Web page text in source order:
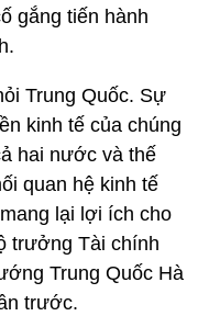
gắng tiến hành
Trung Quốc. Sự
kinh tế của chúng
hai nước và thế
quan hệ kinh tế
lại lợi ích cho
trưởng Tài chính
Trung Quốc Hà
trước.